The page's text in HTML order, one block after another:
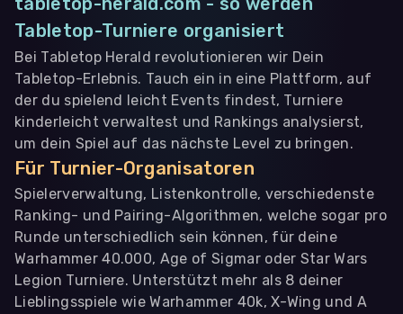
Tabletop-Turniere organisiert
Bei Tabletop Herald revolutionieren wir Dein
Tabletop-Erlebnis. Tauch ein in eine Plattform, auf
der du spielend leicht Events findest, Turniere
kinderleicht verwaltest und Rankings analysierst,
um dein Spiel auf das nächste Level zu bringen.
Für Turnier-Organisatoren
Spielerverwaltung, Listenkontrolle, verschiedenste
Ranking- und Pairing-Algorithmen, welche sogar pro
Runde unterschiedlich sein können, für deine
Warhammer 40.000, Age of Sigmar oder Star Wars
Legion Turniere. Unterstützt mehr als 8 deiner
Lieblingsspiele wie Warhammer 40k, X-Wing und A